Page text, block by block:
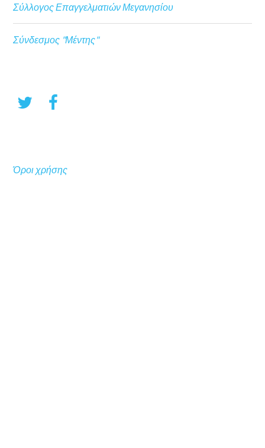
Σύλλογος Επαγγελματιών Μεγανησίου
Σύνδεσμος "Μέντης"
Όροι χρήσης